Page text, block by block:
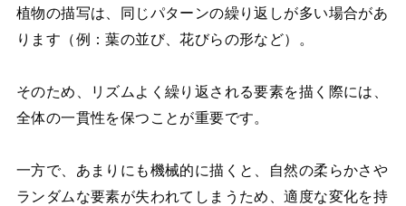
植物の描写は、同じパターンの繰り返しが多い場合があ
ります（例：葉の並び、花びらの形など）。
そのため、リズムよく繰り返される要素を描く際には、
全体の一貫性を保つことが重要です。
一方で、あまりにも機械的に描くと、自然の柔らかさや
ランダムな要素が失われてしまうため、適度な変化を持